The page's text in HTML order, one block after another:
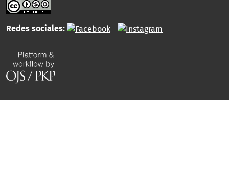
Redes sociales: